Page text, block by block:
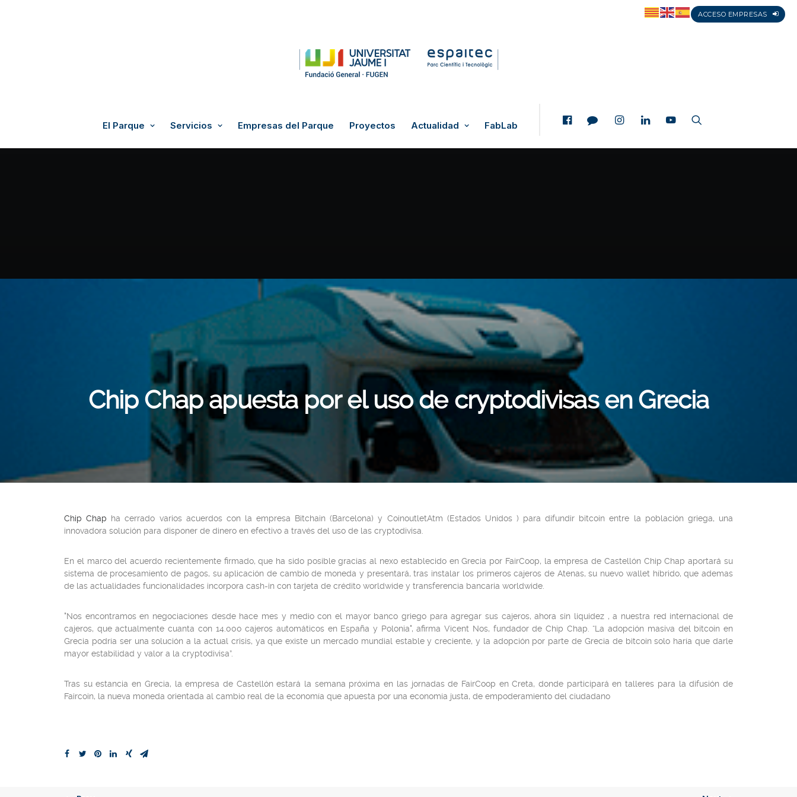
ACCESO EMPRESAS
El Parque Servicios Empresas del Parque Proyectos Actualidad FabLab
Chip Chap apuesta por el uso de cryptodivisas en Grecia
Chip Chap ha cerrado varios acuerdos con la empresa Bitchain (Barcelona) y CoinoutletAtm (Estados Unidos ) para difundir bitcoin entre la población griega, una
innovadora solución para disponer de dinero en efectivo a través del uso de las cryptodivisa.
En el marco del acuerdo recientemente firmado, que ha sido posible gracias al nexo establecido en Grecia por FairCoop, la empresa de Castellón Chip Chap aportará su
sistema de procesamiento de pagos, su aplicación de cambio de moneda y presentará, tras instalar los primeros cajeros de Atenas, su nuevo wallet híbrido, que ademas
de las actualidades funcionalidades incorpora cash-in con tarjeta de crédito worldwide y transferencia bancaria worldwide.
"Nos encontramos en negociaciones desde hace mes y medio con el mayor banco griego para agregar sus cajeros, ahora sin liquidez , a nuestra red internacional de
cajeros, que actualmente cuanta con 14.000 cajeros automáticos en España y Polonia", afirma Vicent Nos, fundador de Chip Chap. “La adopción masiva del bitcoin en
Grecia podría ser una solución a la actual crisis, ya que existe un mercado mundial estable y creciente, y la adopción por parte de Grecia de bitcoin solo haría que darle
mayor estabilidad y valor a la cryptodivisa”.
Tras su estancia en Grecia, la empresa de Castellón estará la semana próxima en las jornadas de FairCoop en Creta, donde participará en talleres para la difusión de
Faircoin, la nueva moneda orientada al cambio real de la economía que apuesta por una economía justa, de empoderamiento del ciudadano